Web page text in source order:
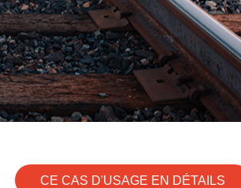
CE CAS D'USAGE EN DÉTAILS